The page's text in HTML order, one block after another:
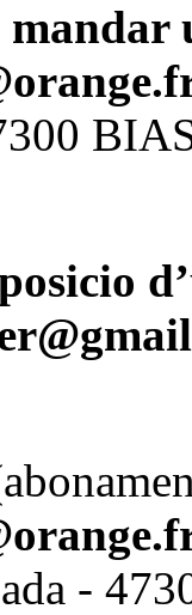
mandar
-